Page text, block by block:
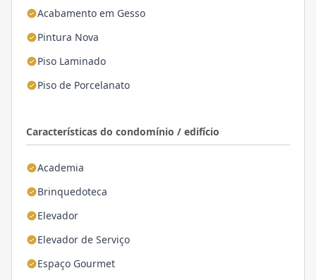
Acabamento em Gesso
Pintura Nova
Piso Laminado
Piso de Porcelanato
Características do condomínio / edifício
Academia
Brinquedoteca
Elevador
Elevador de Serviço
Espaço Gourmet